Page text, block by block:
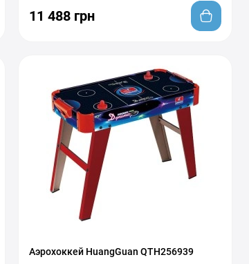
11 488 грн
Аэрохоккей HuangGuan QTH256939